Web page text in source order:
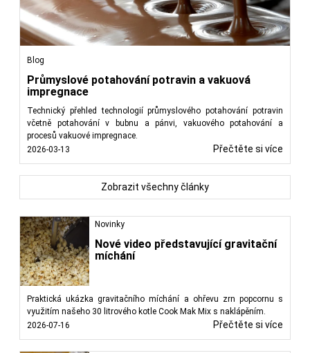
Novinky
Nové video představující gravitační
míchání
Praktická ukázka gravitačního míchání a ohřevu zrn popcornu s
využitím našeho 30 litrového kotle Cook Mak Mix s naklápěním.
2026-07-16
Přečtěte si více
Blog
Průmyslové potahování potravin a vakuová
impregnace
Technický přehled technologií průmyslového potahování potravin
včetně potahování v bubnu a pánvi, vakuového potahování a
procesů vakuové impregnace.
2026-03-13
Přečtěte si více
Zobrazit všechny články